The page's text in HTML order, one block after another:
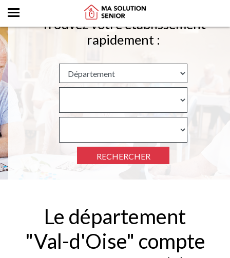
Trouvez votre établissement
rapidement :
RECHERCHER
Le département
"Val-d'Oise" compte